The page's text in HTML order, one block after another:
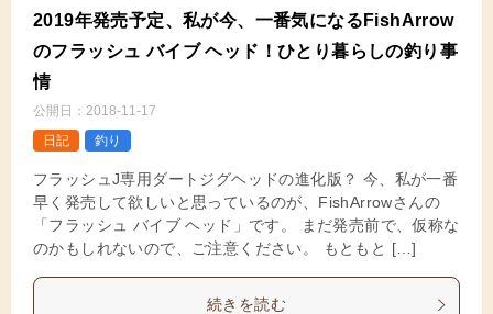
2019年発売予定、私が今、一番気になるFishArrow
のフラッシュ バイブ ヘッド！ひとり暮らしの釣り事
情
公開日： 2018-11-17
日記
釣り
フラッシュJ専用ダートジグヘッドの進化版？ 今、私が一番
早く発売して欲しいと思っているのが、FishArrowさんの
「フラッシュ バイブ ヘッド」です。 まだ発売前で、仮称な
のかもしれないので、ご注意ください。 もともと […]
続きを読む